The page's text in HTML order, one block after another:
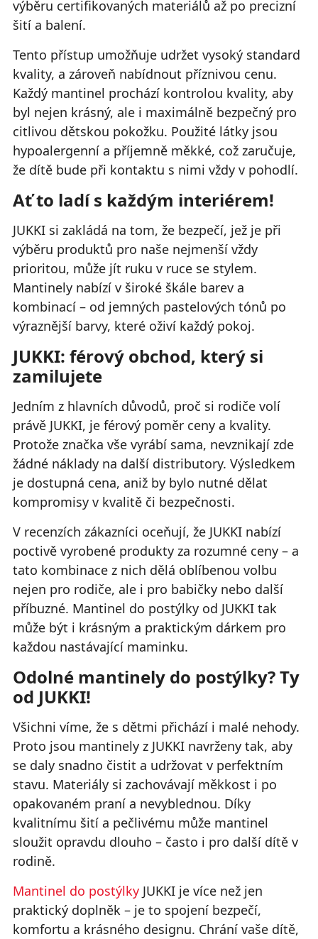
výběru certifikovaných materiálů až po precizní
šití a balení.
Tento přístup umožňuje udržet vysoký standard
kvality, a zároveň nabídnout příznivou cenu.
Každý mantinel prochází kontrolou kvality, aby
byl nejen krásný, ale i maximálně bezpečný pro
citlivou dětskou pokožku. Použité látky jsou
hypoalergenní a příjemně měkké, což zaručuje,
že dítě bude při kontaktu s nimi vždy v pohodlí.
Ať to ladí s každým interiérem!
JUKKI si zakládá na tom, že bezpečí, jež je při
výběru produktů pro naše nejmenší vždy
prioritou, může jít ruku v ruce se stylem.
Mantinely nabízí v široké škále barev a
kombinací – od jemných pastelových tónů po
výraznější barvy, které oživí každý pokoj.
JUKKI: férový obchod, který si
zamilujete
Jedním z hlavních důvodů, proč si rodiče volí
právě JUKKI, je férový poměr ceny a kvality.
Protože značka vše vyrábí sama, nevznikají zde
žádné náklady na další distributory. Výsledkem
je dostupná cena, aniž by bylo nutné dělat
kompromisy v kvalitě či bezpečnosti.
V recenzích zákazníci oceňují, že JUKKI nabízí
poctivě vyrobené produkty za rozumné ceny – a
tato kombinace z nich dělá oblíbenou volbu
nejen pro rodiče, ale i pro babičky nebo další
příbuzné. Mantinel do postýlky od JUKKI tak
může být i krásným a praktickým dárkem pro
každou nastávající maminku.
Odolné mantinely do postýlky? Ty
od JUKKI!
Všichni víme, že s dětmi přichází i malé nehody.
Proto jsou mantinely z JUKKI navrženy tak, aby
se daly snadno čistit a udržovat v perfektním
stavu. Materiály si zachovávají měkkost i po
opakovaném praní a nevyblednou. Díky
kvalitnímu šití a pečlivému může mantinel
sloužit opravdu dlouho – často i pro další dítě v
rodině.
Mantinel do postýlky JUKKI je více než jen
praktický doplněk – je to spojení bezpečí,
komfortu a krásného designu. Chrání vaše dítě,